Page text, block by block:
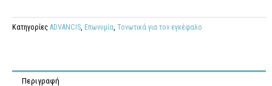
Κατηγορίες ADVANCIS Επωνυμία Τονωτικά για τον εγκέφαλο
Περιγραφή